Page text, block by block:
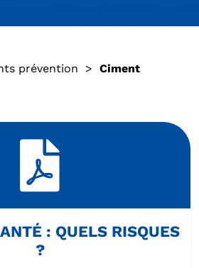
prévention > Ciment
: QUELS RISQUES
?